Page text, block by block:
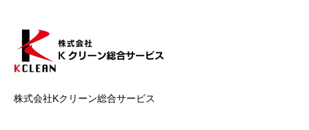
株式会社Kクリーン総合サービス